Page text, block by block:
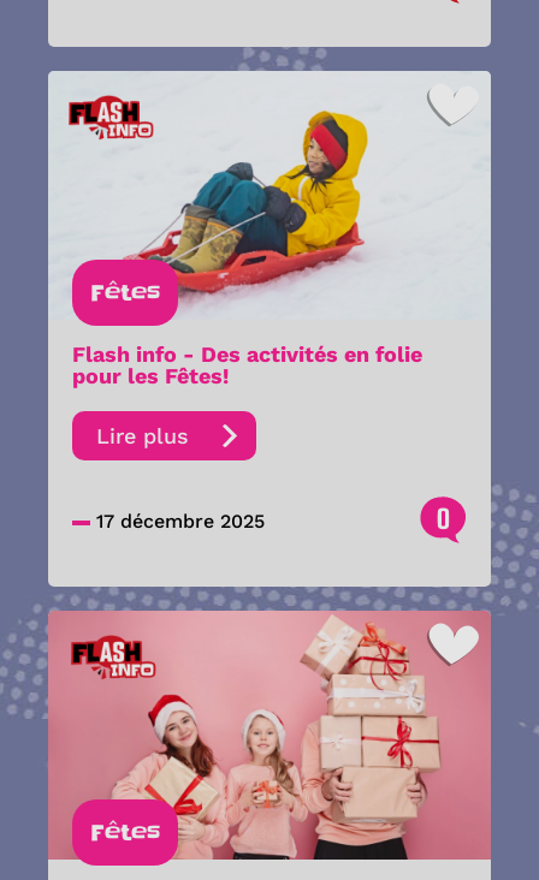
Fêtes
Flash info - Des activités en folie
pour les Fêtes!
Lire plus
17 décembre 2025 0
Fêtes